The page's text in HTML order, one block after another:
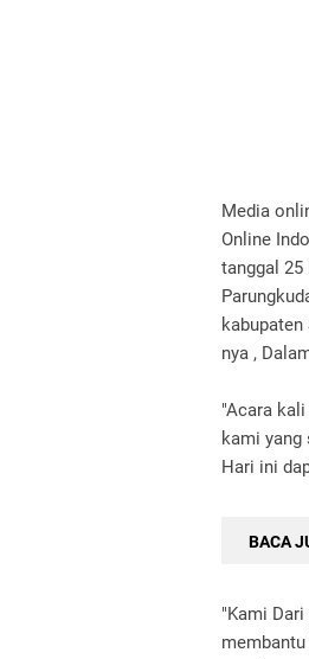
Media
Online
tanggal
nya ,
"Acara
kami yang
Hari ini
BACA
"Kami